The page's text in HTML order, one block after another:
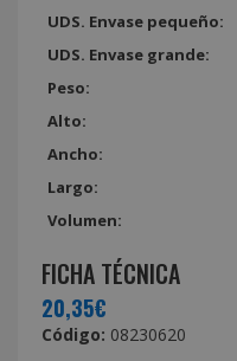
UDS. Envase pequeño:
UDS. Envase grande:
Peso:
Alto:
Ancho:
Largo:
Volumen:
FICHA TÉCNICA
20,35€
Código: 08230620